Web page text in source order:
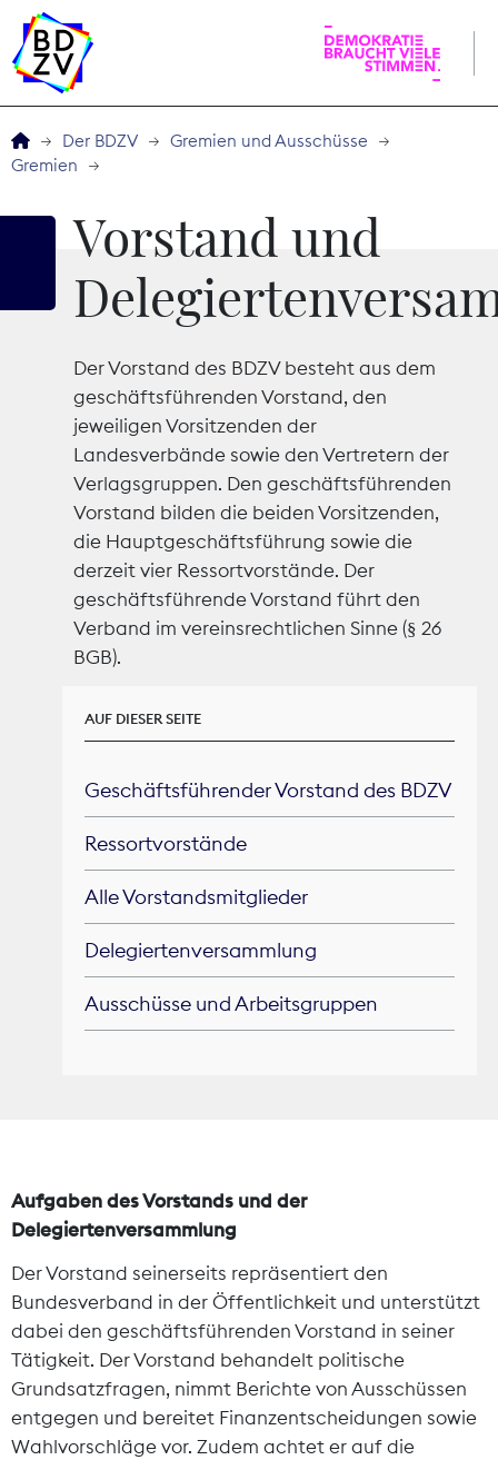
Veranstaltungen
Service
THEMEN
Digitales
Kommunikation
Marktdaten
Medienpolitik
Pressefreiheit
Print
Recht
Mitgliederbereich
Der BDZV
Gremien und Ausschüsse
Gremien
Vorstand und
Der Vorstand des BDZV besteht aus dem
geschäftsführenden Vorstand, den
jeweiligen Vorsitzenden der
Landesverbände sowie den Vertretern der
Verlagsgruppen. Den geschäftsführenden
Vorstand bilden die beiden Vorsitzenden,
die Hauptgeschäftsführung sowie die
derzeit vier Ressortvorstände. Der
geschäftsführende Vorstand führt den
Verband im vereinsrechtlichen Sinne (§ 26
BGB).
AUF DIESER SEITE
Geschäftsführender Vorstand des BDZV
Ressortvorstände
Alle Vorstandsmitglieder
Delegiertenversammlung
Ausschüsse und Arbeitsgruppen
Aufgaben des Vorstands und der
Delegiertenversammlung
Der Vorstand seinerseits repräsentiert den
Bundesverband in der Öffentlichkeit und unterstützt
dabei den geschäftsführenden Vorstand in seiner
Tätigkeit. Der Vorstand behandelt politische
Grundsatzfragen, nimmt Berichte von Ausschüssen
entgegen und bereitet Finanzentscheidungen sowie
Wahlvorschläge vor. Zudem achtet er auf die